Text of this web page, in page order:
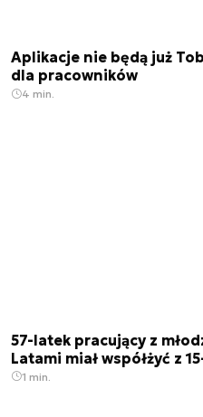
Aplikacje nie będą już
dla pracowników
4 min.
57-latek pracujący z
Latami miał współżyć z
1 min.